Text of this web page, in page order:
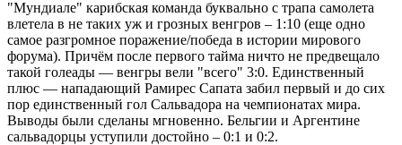
"Мундиале" карибская команда буквально с трапа самолета
влетела в не таких уж и грозных венгров – 1:10 (еще одно
самое разгромное поражение/победа в истории мирового
форума). Причём после первого тайма ничто не предвещало
такой голеады — венгры вели "всего" 3:0. Единственный
плюс — нападающий Рамирес Сапата забил первый и до сих
пор единственный гол Сальвадора на чемпионатах мира.
Выводы были сделаны мгновенно. Бельгии и Аргентине
сальвадорцы уступили достойно – 0:1 и 0:2.